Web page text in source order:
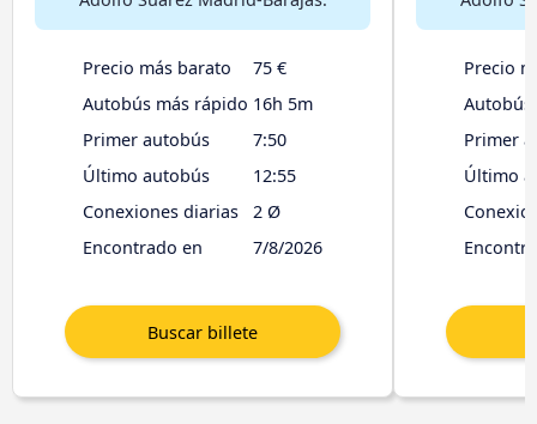
Precio más barato
75 €
Autobús más rápido 16h 5m
Primer autobús
7:50
Último autobús
12:55
Conexiones diarias
2 Ø
Encontrado en
7/8/2026
Precio
Primer
Último